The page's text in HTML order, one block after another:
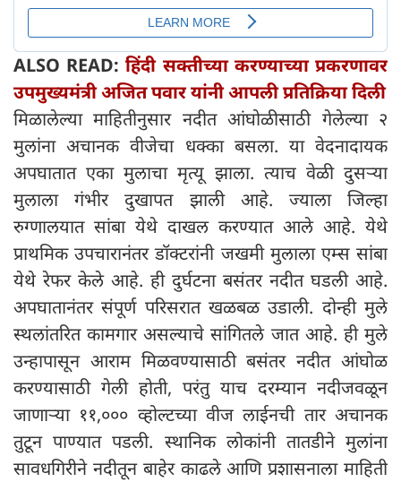
ALSO READ:हिंदी सक्तीच्या करण्याच्या प्रकरणावर
उपमुख्यमंत्री अजित पवार यांनी आपली प्रतिक्रिया दिली
मिळालेल्या माहितीनुसार नदीत आंघोळीसाठी गेलेल्या २
मुलांना अचानक वीजेचा धक्का बसला. या वेदनादायक
अपघातात एका मुलाचा मृत्यू झाला. त्याच वेळी दुसऱ्या
मुलाला गंभीर दुखापत झाली आहे. ज्याला जिल्हा
रुग्णालयात सांबा येथे दाखल करण्यात आले आहे. येथे
प्राथमिक उपचारानंतर डॉक्टरांनी जखमी मुलाला एम्स सांबा
येथे रेफर केले आहे. ही दुर्घटना बसंतर नदीत घडली आहे.
अपघातानंतर संपूर्ण परिसरात खळबळ उडाली. दोन्ही मुले
स्थलांतरित कामगार असल्याचे सांगितले जात आहे. ही मुले
उन्हापासून आराम मिळवण्यासाठी बसंतर नदीत आंघोळ
करण्यासाठी गेली होती, परंतु याच दरम्यान नदीजवळून
जाणाऱ्या ११,००० व्होल्टच्या वीज लाईनची तार अचानक
तुटून पाण्यात पडली. स्थानिक लोकांनी तातडीने मुलांना
सावधगिरीने नदीतून बाहेर काढले आणि प्रशासनाला माहिती